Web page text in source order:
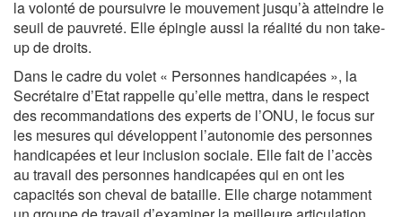
la volonté de poursuivre le mouvement jusqu’à atteindre le
seuil de pauvreté. Elle épingle aussi la réalité du non take-
up de droits.
Dans le cadre du volet « Personnes handicapées », la
Secrétaire d’Etat rappelle qu’elle mettra, dans le respect
des recommandations des experts de l’ONU, le focus sur
les mesures qui développent l’autonomie des personnes
handicapées et leur inclusion sociale. Elle fait de l’accès
au travail des personnes handicapées qui en ont les
capacités son cheval de bataille. Elle charge notamment